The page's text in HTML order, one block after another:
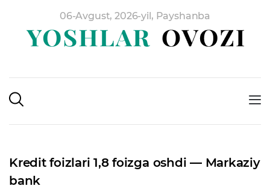
06-Avgust, 2026-yil, Payshanba
Kredit foizlari 1,8 foizga oshdi — Markaziy
bank